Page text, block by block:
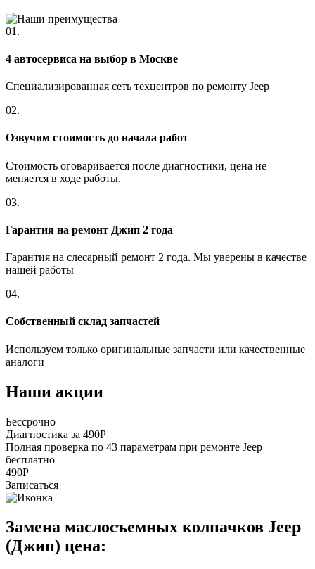
01.
4 автосервиса на выбор в Москве
Специализированная сеть техцентров по ремонту Jeep
02.
Озвучим стоимость до начала работ
Стоимость оговаривается после диагностики, цена не
меняется в ходе работы.
03.
Гарантия на ремонт Джип 2 года
Гарантия на слесарный ремонт 2 года. Мы уверены в качестве
нашей работы
04.
Собственный склад запчастей
Используем только оригинальные запчасти или качественные
аналоги
Наши акции
Бессрочно
Диагностика за 490Р
Полная проверка по 43 параметрам при ремонте Jeep
бесплатно
490Р
Записаться
Замена маслосъемных колпачков Jeep
(Джип) цена: